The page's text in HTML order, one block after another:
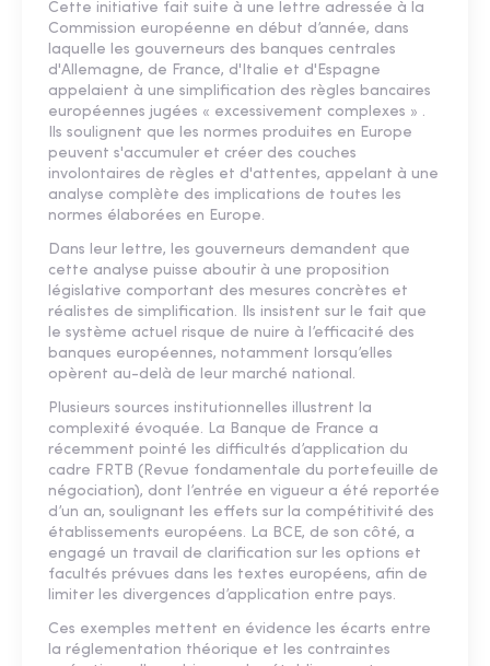
Cette initiative fait suite à une lettre adressée à la
Commission européenne en début d’année, dans
laquelle les gouverneurs des banques centrales
d'Allemagne, de France, d'Italie et d'Espagne
appelaient à une simplification des règles bancaires
européennes jugées « excessivement complexes » .
Ils soulignent que les normes produites en Europe
peuvent s'accumuler et créer des couches
involontaires de règles et d'attentes, appelant à une
analyse complète des implications de toutes les
normes élaborées en Europe.
Dans leur lettre, les gouverneurs demandent que
cette analyse puisse aboutir à une proposition
législative comportant des mesures concrètes et
réalistes de simplification. Ils insistent sur le fait que
le système actuel risque de nuire à l’efficacité des
banques européennes, notamment lorsqu’elles
opèrent au-delà de leur marché national.
Plusieurs sources institutionnelles illustrent la
complexité évoquée. La Banque de France a
récemment pointé les difficultés d’application du
cadre FRTB (Revue fondamentale du portefeuille de
négociation), dont l’entrée en vigueur a été reportée
d’un an, soulignant les effets sur la compétitivité des
établissements européens. La BCE, de son côté, a
engagé un travail de clarification sur les options et
facultés prévues dans les textes européens, afin de
limiter les divergences d’application entre pays.
Ces exemples mettent en évidence les écarts entre
la réglementation théorique et les contraintes